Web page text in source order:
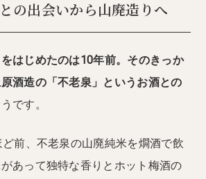
との出会いから山廃造りへ
はじめたのは10年前。そのきっか
酒造の「不老泉」というお酒との
です。
前、不老泉の山廃純米を燗酒で飲
あって独特な香りとホット梅酒の